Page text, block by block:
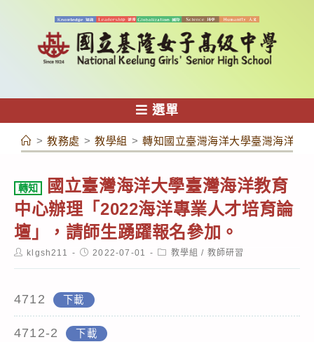
容
選單
> 教務處 > 教學組 > 轉知國立臺灣海洋大學臺灣海洋教
轉知
國立臺灣海洋大學臺灣海洋教育
中心辦理「2022海洋專業人才培育論
壇」，請師生踴躍報名參加。
Postklgsh211
Post2022-07-01
Post教學組 / 教師研習
4712 下載
4712-2 下載